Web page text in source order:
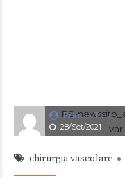
Enrico Tosi
28/Set/2021
chirurgia vascolare